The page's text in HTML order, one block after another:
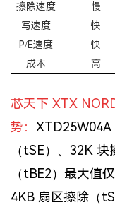
擦除速度
慢
写速度
快
P/E速度
快
成本
高
芯天下 XTX
势：
（tSE）、32K
（tBE2）最大值
4KB 扇区擦除（